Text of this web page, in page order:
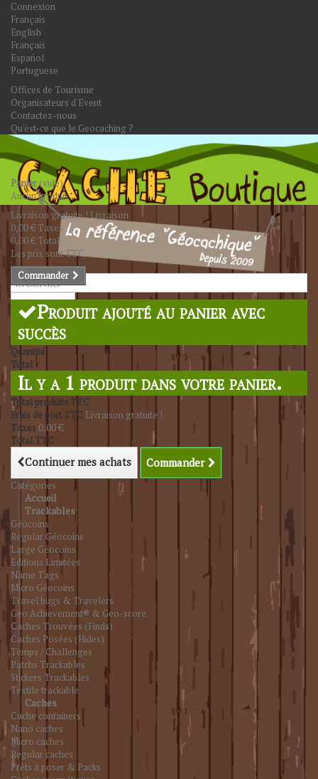
Connexion
Français
English
Français
Español
Portuguese
Offices de Tourisme
Organisateurs d'Event
Contactez-nous
Qu'est-ce que le Geocaching ?
Rechercher
Panier(vide)
Aucun produit
Livraison gratuite !Livraison
0,00 € Taxes
0,00 € Total
Les prix sont TTC
Commander
Produit ajouté au panier avec
succès
Quantité
Total
Il y a 1 produit dans votre panier.
Total produits TTC
Frais de port TTC Livraison gratuite !
Taxes 0,00 €
Total TTC
Continuer mes achats Commander
Catégories
Accueil
Trackables
Géocoins
Regular Géocoins
Large Géocoins
Editions Limitées
Name Tags
Micro Géocoins
Travel bugs & Travelers
Geo Achievement® & Geo-score
Caches Trouvées (Finds)
Caches Posées (Hides)
Temps / Challenges
Patchs Trackables
Stickers Trackables
Textile trackable
Caches
Cache containers
Nano caches
Micro caches
Regular caches
Prêts à poser & Packs